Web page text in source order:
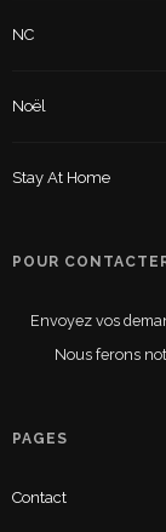
NC
Noël
Stay At Home
POUR
Envoyez vos
Nous ferons
PAGES
Contact